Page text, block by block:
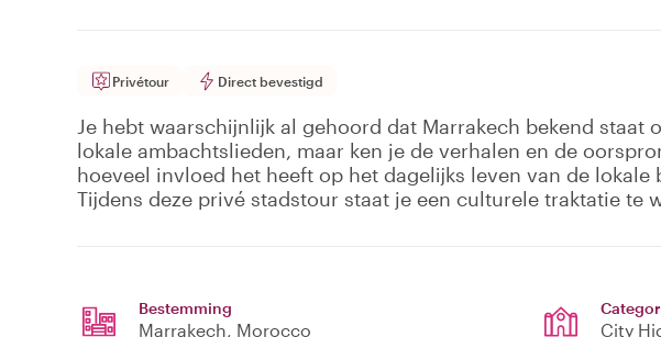
Privétour Direct bevestigd
Je hebt waarschijnlijk al gehoord dat Marrakech bekend staat
lokale ambachtslieden, maar ken je de verhalen en de
hoeveel invloed het heeft op het dagelijks leven van de lokale
Tijdens deze privé stadstour staat je een culturele traktatie te
Bestemming
Marrakech, Morocco City